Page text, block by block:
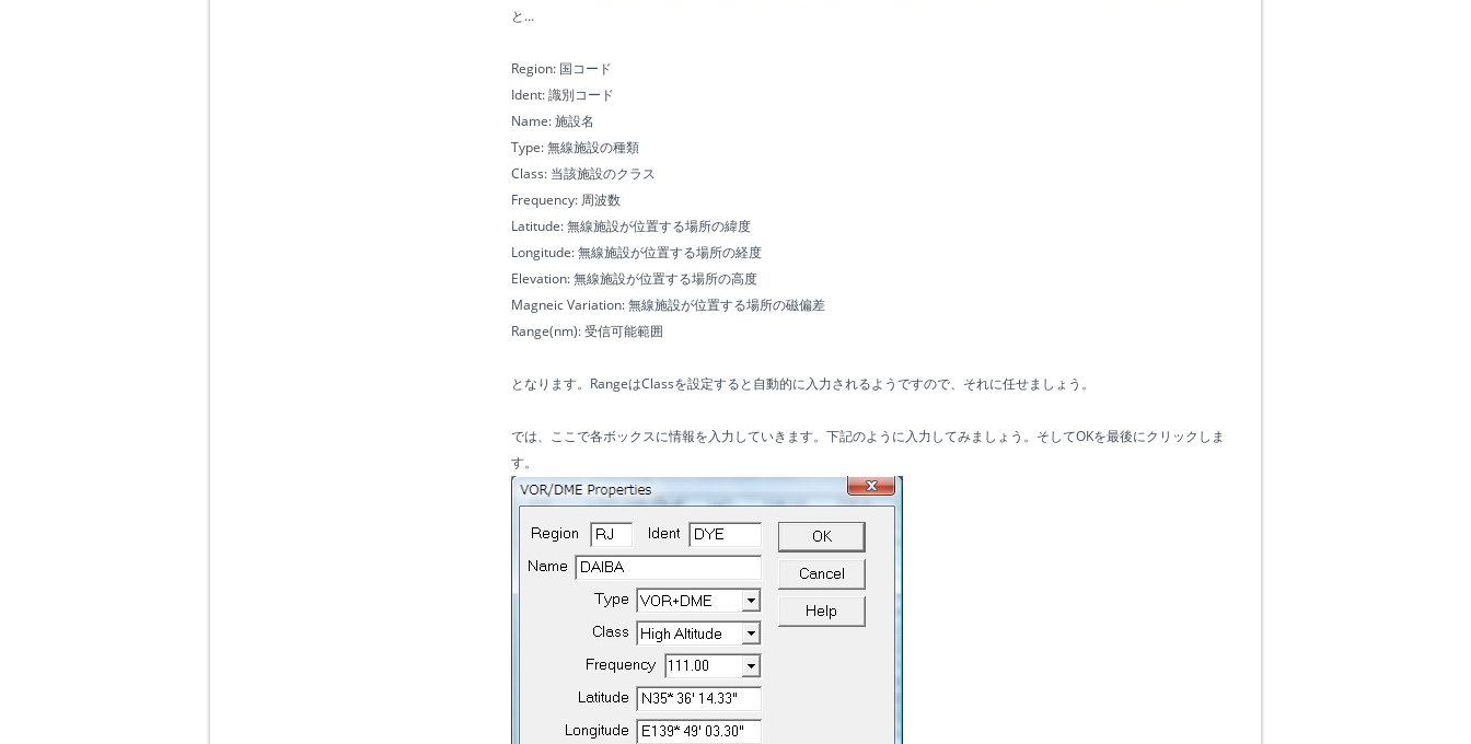
と…
Region: 国コード
Ident: 識別コード
Name: 施設名
Type: 無線施設の種類
Class: 当該施設のクラス
Frequency: 周波数
Latitude: 無線施設が位置する場所の緯度
Longitude: 無線施設が位置する場所の経度
Elevation: 無線施設が位置する場所の高度
Magneic Variation: 無線施設が位置する場所の磁偏差
Range(nm): 受信可能範囲
となります。RangeはClassを設定すると自動的に入力されるようですので、それに任せましょう。
では、ここで各ボックスに情報を入力していきます。下記のように入力してみましょう。そしてOKを最後にクリックしま
す。